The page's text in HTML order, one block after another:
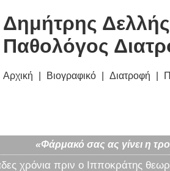
Δημήτρης
Παθολόγος
Αρχική Βιογραφικό Διατροφή
«Φάρμακό σας ας γίνει η
χρόνια πριν ο Ιπποκράτης